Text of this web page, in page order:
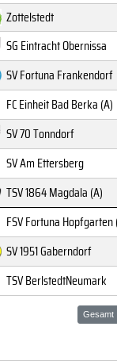
Zottelstedt
SG Eintracht Obernissa
SV Fortuna Frankendorf
FC Einheit Bad Berka (A)
SV 70 Tonndorf
SV Am Ettersberg
TSV 1864 Magdala (A)
FSV Fortuna Hopfgarten
SV 1951 Gaberndorf
TSV BerlstedtNeumark
Gesamt